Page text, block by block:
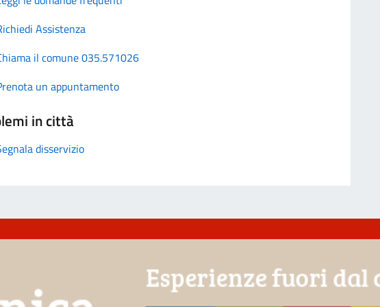
Assistenza
il comune 035.571026
un appuntamento
in città
disservizio